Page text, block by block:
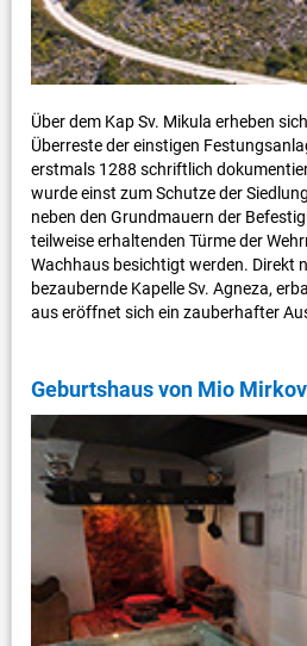
Über dem Kap Sv. Mikula erheben
Überreste der einstigen
erstmals 1288 schriftlich
wurde einst zum Schutze der
neben den Grundmauern der
teilweise erhaltenden Türme der
Wachhaus besichtigt werden. Direkt
bezaubernde Kapelle Sv. Agneza,
aus eröffnet sich ein zauberhafter
Geburtshaus von Mio